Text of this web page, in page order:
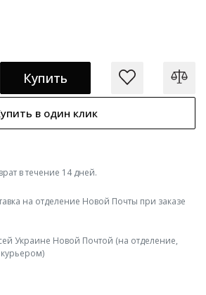
Купить
в один клик
в течение 14 дней.
на отделение Новой Почты при заказе
Украине Новой Почтой (на отделение,